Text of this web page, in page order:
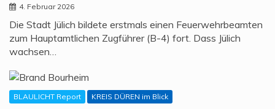
4. Februar 2026
Die Stadt Jülich bildete erstmals einen Feuerwehrbeamten
zum Hauptamtlichen Zugführer (B-4) fort. Dass Jülich
wachsen…
BLAULICHT Report KREIS DÜREN im Blick